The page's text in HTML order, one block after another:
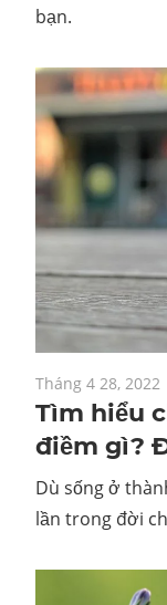
bạn.
Tháng 4 28, 2022
Tìm hiểu
điềm gì?
Dù sống ở
lần trong đời